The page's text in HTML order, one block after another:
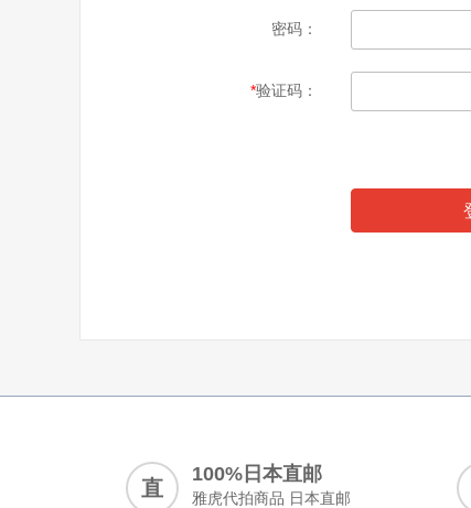
密码：
*验证码：
直
100%日本直邮
雅虎代拍商品 日本直邮